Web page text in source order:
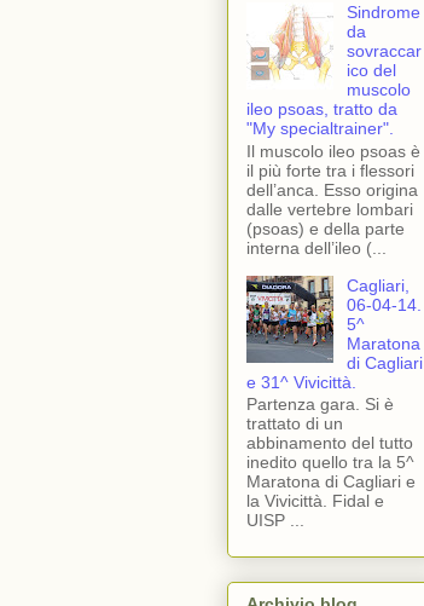
Sindrome
da
sovraccar
ico del
muscolo
ileo psoas, tratto da
"My specialtrainer".
Il muscolo ileo psoas è
il più forte tra i flessori
dell’anca. Esso origina
dalle vertebre lombari
(psoas) e della parte
interna dell’ileo (...
Cagliari,
06-04-14.
5^
Maratona
di Cagliari
e 31^ Vivicittà.
Partenza gara. Si è
trattato di un
abbinamento del tutto
inedito quello tra la 5^
Maratona di Cagliari e
la Vivicittà. Fidal e
UISP ...